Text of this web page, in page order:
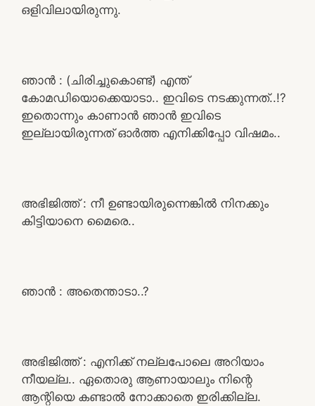
ഒളിവിലായിരുന്നു.
ഞാൻ : (ചിരിച്ചുകൊണ്ട്) എന്ത്
കോമഡിയൊക്കെയാടാ.. ഇവിടെ നടക്കുന്നത്..!?
ഇതൊന്നും കാണാൻ ഞാൻ ഇവിടെ
ഇല്ലായിരുന്നത് ഓർത്ത എനിക്കിപ്പോ വിഷമം..
അഭിജിത്ത് : നീ ഉണ്ടായിരുന്നെങ്കിൽ നിനക്കും
കിട്ടിയാനെ മൈരെ..
ഞാൻ : അതെന്താടാ..?
അഭിജിത്ത് : എനിക്ക് നല്ലപോലെ അറിയാം
നീയല്ല.. ഏതൊരു ആണായാലും നിന്റെ
ആന്റിയെ കണ്ടാൽ നോക്കാതെ ഇരിക്കില്ല.